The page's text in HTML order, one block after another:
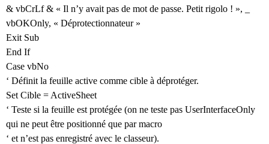
& vbCrLf & « Il n’y avait pas de mot de passe. Petit rigolo ! », _
vbOKOnly, « Déprotectionnateur »
Exit Sub
End If
Case vbNo
‘ Définit la feuille active comme cible à déprotéger.
Set Cible = ActiveSheet
‘ Teste si la feuille est protégée (on ne teste pas UserInterfaceOnly
qui ne peut être positionné que par macro
‘ et n’est pas enregistré avec le classeur).